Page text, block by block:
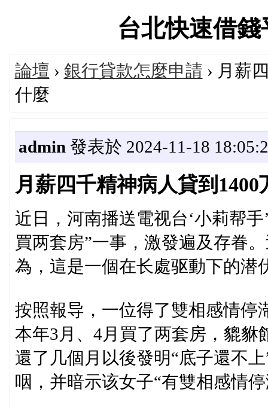
台北快速借
論壇 › 銀行貸款怎麼申請 › 月薪
什麼
admin 發表於 2024-11-18
月薪四千精神病人貸到
近日，河南播送電视台‘小莉帮
買两套房”一事，激發遍及存眷
為，這是一個在长處驱動下的潜
按照報导，一位得了雙相感情停
本年3月、4月買了两套房，貔貅
還了几個月以後發明“底子還不
咽，并暗示该女子“有雙相感情